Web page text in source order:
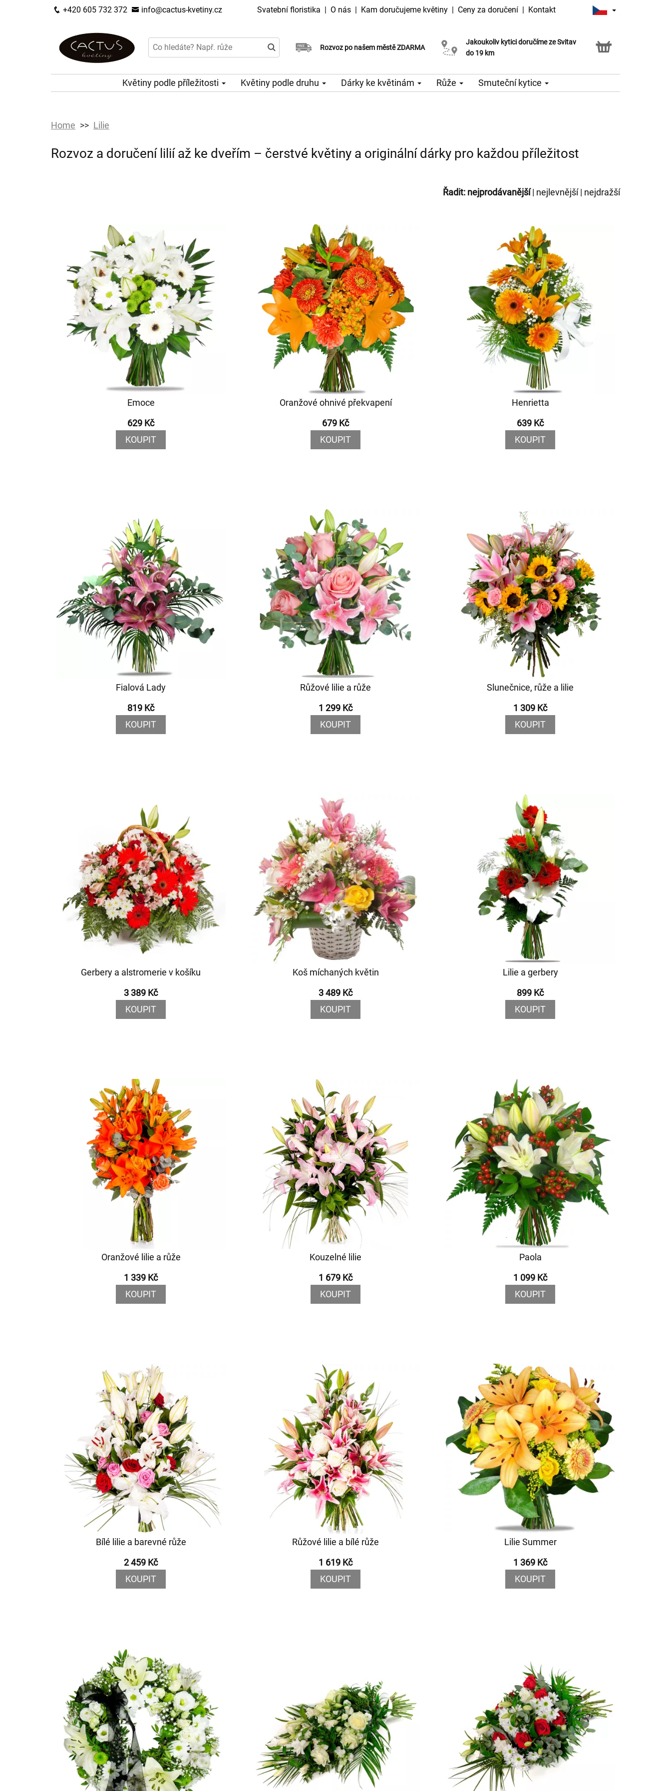
+420 605 732 372 info@cactus-kvetiny.cz Svatební floristika | O nás | Kam doručujeme květiny | Ceny za doručení | Kontakt
Rozvoz po našem městě ZDARMA
Doručujeme již v den objednávky
Možný výběr času a dne doručení
Jakoukoliv kytici doručíme ze Svitav
do 19 km
Možnost vyzvednout v naší květince
Květiny podle příležitosti Květiny podle druhu Dárky ke květinám Růže Smuteční kytice
Home Lilie
Rozvoz a doručení lilií až ke dveřím – čerstvé květiny a originální dárky pro každou příležitost
Řadit: nejprodávanější| nejlevnější| nejdražší
Emoce
629 Kč
KOUPIT
Oranžové ohnivé překvapení
679 Kč
KOUPIT
Henrietta
639 Kč
KOUPIT
Fialová Lady
819 Kč
KOUPIT
Růžové lilie a růže
1 299 Kč
KOUPIT
Slunečnice, růže a lilie
1 309 Kč
KOUPIT
Gerbery a alstromerie v košíku
3 389 Kč
KOUPIT
Koš míchaných květin
3 489 Kč
KOUPIT
Lilie a gerbery
899 Kč
KOUPIT
Oranžové lilie a růže
1 339 Kč
KOUPIT
Kouzelné lilie
1 679 Kč
KOUPIT
Paola
1 099 Kč
KOUPIT
Bílé lilie a barevné růže
2 459 Kč
KOUPIT
Růžové lilie a bílé růže
1 619 Kč
KOUPIT
Lilie Summer
1 369 Kč
KOUPIT